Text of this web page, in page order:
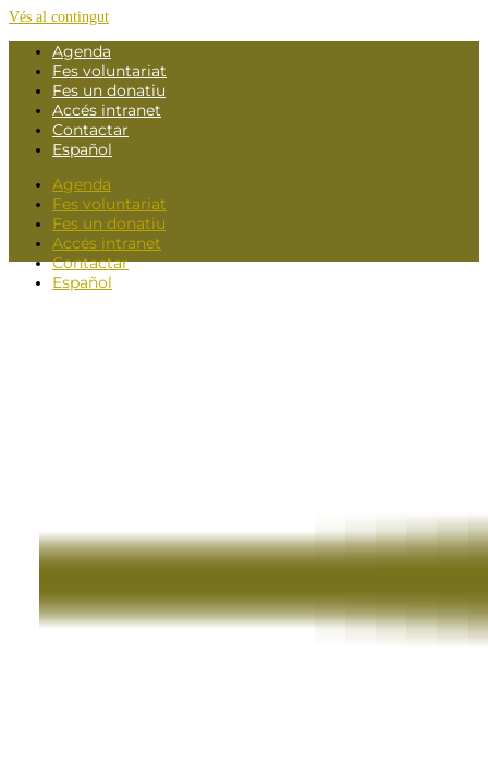
Vés al contingut
Agenda
Fes voluntariat
Fes un donatiu
Accés intranet
Contactar
Español
Agenda
Fes voluntariat
Fes un donatiu
Accés intranet
Contactar
Español